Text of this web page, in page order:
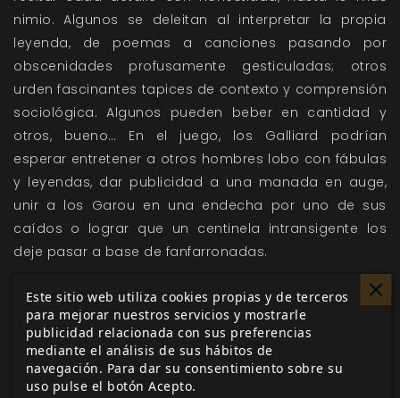
nimio. Algunos se deleitan al interpretar la propia
leyenda, de poemas a canciones pasando por
obscenidades profusamente gesticuladas; otros
urden fascinantes tapices de contexto y comprensión
sociológica. Algunos pueden beber en cantidad y
otros, bueno… En el juego, los Galliard podrían
esperar entretener a otros hombres lobo con fábulas
y leyendas, dar publicidad a una manada en auge,
unir a los Garou en una endecha por uno de sus
caídos o lograr que un centinela intransigente los
deje pasar a base de fanfarronadas.
Participa en el mecenazgo de Hombre Lobo:
El Apocalipsis 5.ª Edición y obtener
productos y recompensas exclusivas.
ÚNETE A LA MANADA Y SALVA A GAIA
Este sitio web utiliza cookies propias y de terceros
para mejorar nuestros servicios y mostrarle
publicidad relacionada con sus preferencias
mediante el análisis de sus hábitos de
navegación. Para dar su consentimiento sobre su
uso pulse el botón Acepto.